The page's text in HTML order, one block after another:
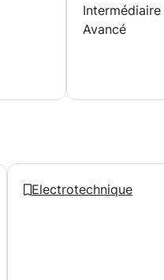
Intermédiaire
Avancé
Electrotechnique